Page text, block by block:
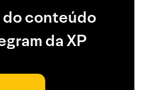
do conteúdo
da XP